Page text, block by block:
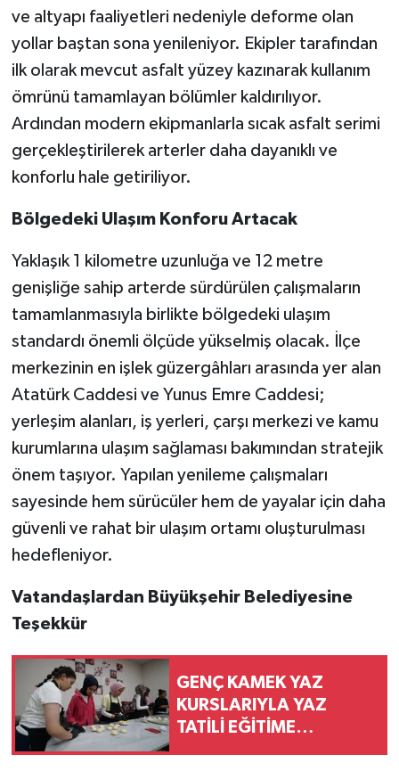
ve altyapı faaliyetleri nedeniyle deforme olan
yollar baştan sona yenileniyor. Ekipler tarafından
ilk olarak mevcut asfalt yüzey kazınarak kullanım
ömrünü tamamlayan bölümler kaldırılıyor.
Ardından modern ekipmanlarla sıcak asfalt serimi
gerçekleştirilerek arterler daha dayanıklı ve
konforlu hale getiriliyor.
Bölgedeki Ulaşım Konforu Artacak
Yaklaşık 1 kilometre uzunluğa ve 12 metre
genişliğe sahip arterde sürdürülen çalışmaların
tamamlanmasıyla birlikte bölgedeki ulaşım
standardı önemli ölçüde yükselmiş olacak. İlçe
merkezinin en işlek güzergâhları arasında yer alan
Atatürk Caddesi ve Yunus Emre Caddesi;
yerleşim alanları, iş yerleri, çarşı merkezi ve kamu
kurumlarına ulaşım sağlaması bakımından stratejik
önem taşıyor. Yapılan yenileme çalışmaları
sayesinde hem sürücüler hem de yayalar için daha
güvenli ve rahat bir ulaşım ortamı oluşturulması
hedefleniyor.
Vatandaşlardan Büyükşehir Belediyesine
Teşekkür
GENÇ KAMEK YAZ
KURSLARIYLA YAZ
TATİLİ EĞİTİME